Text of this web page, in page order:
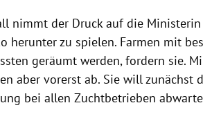
nimmt der Druck auf die
herunter zu spielen. Farmen mit
geräumt werden, fordern sie.
aber vorerst ab. Sie will zunächst
bei allen Zuchtbetrieben